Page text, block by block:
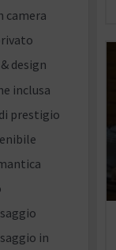
camera
design
inclusa
prestigio
in